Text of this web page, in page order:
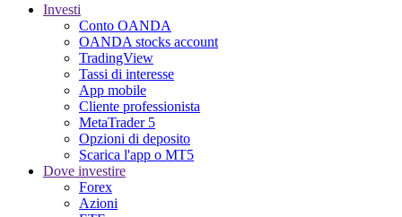
Investi
Conto OANDA
OANDA stocks account
TradingView
Tassi di interesse
App mobile
Cliente professionista
MetaTrader 5
Opzioni di deposito
Scarica l'app o MT5
Dove investire
Forex
Azioni